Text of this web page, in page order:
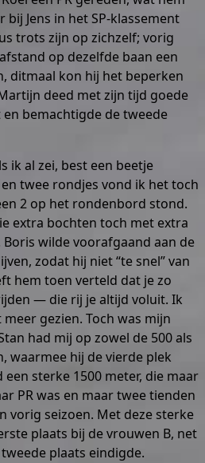
Jens in het SP-klassement
trots zijn op zichzelf; vorig
op dezelfde baan een
ditmaal kon hij het beperken
deed met zijn tijd goede
bemachtigde de tweede
ik al zei, best een beetje
twee rondjes vond ik het toch
2 op het rondenbord stond.
extra bochten toch met extra
wilde voorafgaand aan de
zodat hij niet “te snel” van
hem toen verteld dat je zo
— die rij je altijd voluit. Ik
gezien. Toch was mijn
had mij op zowel de 500 als
waarmee hij de vierde plek
sterke 1500 meter, die maar
PR was en maar twee tienden
vorig seizoen. Met deze sterke
plaats bij de vrouwen B, net
plaats eindigde.